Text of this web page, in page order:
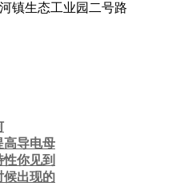
镇生态工业园二号路
高导电母
你见到
候出现的